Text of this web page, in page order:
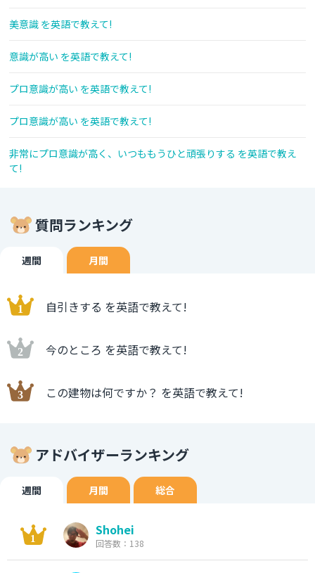
美意識 を英語で教えて!
意識が高い を英語で教えて!
プロ意識が高い を英語で教えて!
プロ意識が高い を英語で教えて!
非常にプロ意識が高く、いつももうひと頑張りする を英語で教え
て!
質問ランキング
週間 月間
自引きする を英語で教えて!
今のところ を英語で教えて!
この建物は何ですか？ を英語で教えて!
アドバイザーランキング
週間 月間 総合
Shohei
回答数：138